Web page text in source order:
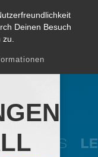
Deinen Besuch